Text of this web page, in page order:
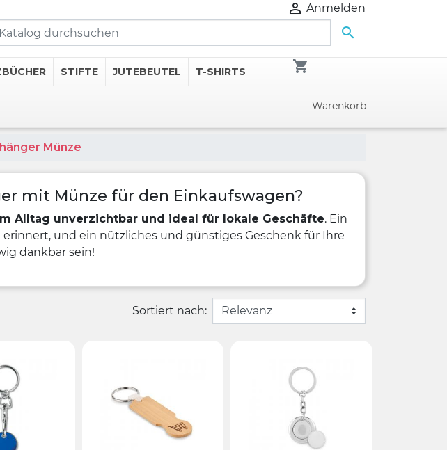
 Anmelden

STIFTE JUTEBEUTEL T-SHIRTS shopping_cart
Warenkorb
Münze
mit Münze für den Einkaufswagen?
Alltag unverzichtbar und ideal für lokale Geschäfte. Ein
und ein nützliches und günstiges Geschenk für Ihre
dankbar sein!
Sortiert nach: